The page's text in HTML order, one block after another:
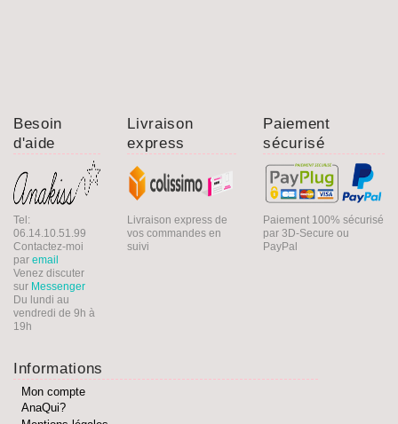
Besoin
d'aide
Tel:
06.14.10.51.99
Contactez-moi
par email
Venez discuter
sur Messenger
Du lundi au
vendredi de 9h à
19h
Livraison
express
Livraison express de
vos commandes en
suivi
Paiement
sécurisé
Paiement 100% sécurisé
par 3D-Secure ou
PayPal
Informations
Mon compte
AnaQui?